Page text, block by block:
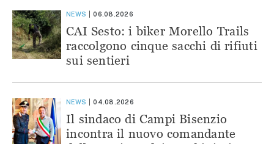
NEWS 06.08.2026
CAI Sesto: i biker Morello Trails
raccolgono cinque sacchi di rifiuti
sui sentieri
NEWS 04.08.2026
Il sindaco di Campi Bisenzio
incontra il nuovo comandante